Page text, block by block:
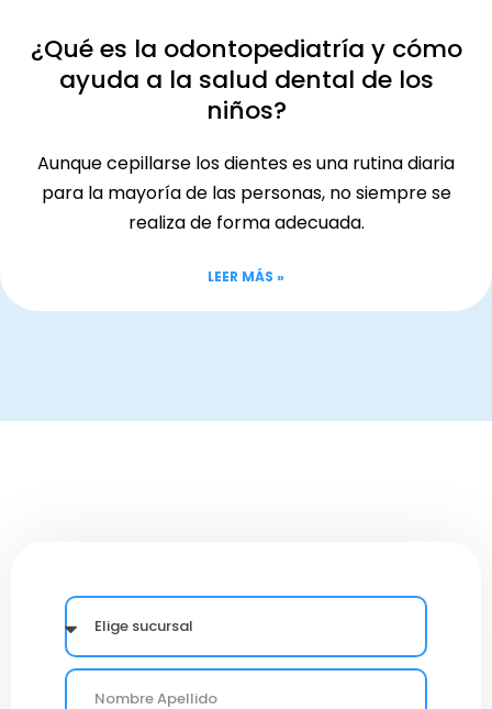
¿Qué es la odontopediatría y cómo
ayuda a la salud dental de los
niños?
Aunque cepillarse los dientes es una rutina diaria
para la mayoría de las personas, no siempre se
realiza de forma adecuada.
LEER MÁS »
SUCURSAL